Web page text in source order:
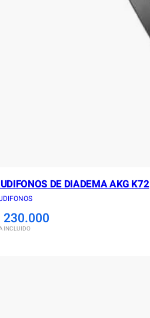
DE DIADEMA AKG K72
230.000
INCLUIDO